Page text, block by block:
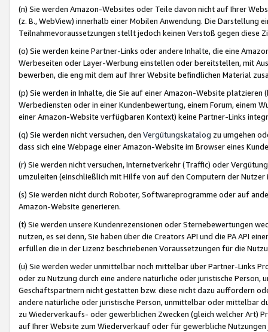
(n) Sie werden Amazon-Websites oder Teile davon nicht auf Ihrer
(z. B., WebView) innerhalb einer Mobilen Anwendung. Die Darstellung
Teilnahmevoraussetzungen stellt jedoch keinen Verstoß gegen diese
(o) Sie werden keine Partner-Links oder andere Inhalte, die eine
Werbeseiten oder Layer-Werbung einstellen oder bereitstellen, mit
bewerben, die eng mit dem auf Ihrer Website befindlichen Material
(p) Sie werden in Inhalte, die Sie auf einer Amazon-Website
Werbediensten oder in einer Kundenbewertung, einem Forum, einem
einer Amazon-Website verfügbaren Kontext) keine Partner-Links
(q) Sie werden nicht versuchen, den Vergütungskatalog zu umgehen
dass sich eine Webpage einer Amazon-Website im Browser eines
(r) Sie werden nicht versuchen, Internetverkehr (Traffic) oder
umzuleiten (einschließlich mit Hilfe von auf den Computern der
(s) Sie werden nicht durch Roboter, Softwareprogramme oder auf
Amazon-Website generieren.
(t) Sie werden unsere Kundenrezensionen oder Sternebewertungen
nutzen, es sei denn, Sie haben über die Creators API und die PA API
erfüllen die in der Lizenz beschriebenen Voraussetzungen für die
(u) Sie werden weder unmittelbar noch mittelbar über Partner-Links
oder zu Nutzung durch eine andere natürliche oder juristische
Geschäftspartnern nicht gestatten bzw. diese nicht dazu auffordern
andere natürliche oder juristische Person, unmittelbar oder mittelbar
zu Wiederverkaufs- oder gewerblichen Zwecken (gleich welcher Art)
auf Ihrer Website zum Wiederverkauf oder für gewerbliche